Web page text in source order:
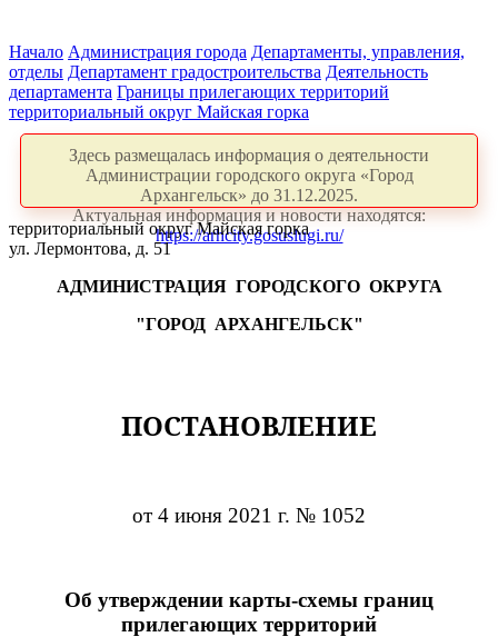
Начало Администрация города Департаменты, управления,
отделы Департамент градостроительства Деятельность
департамента Границы прилегающих территорий
территориальный округ Майская горка
Здесь размещалась информация о деятельности
Администрации городского округа «Город
Архангельск» до 31.12.2025.
Актуальная информация и новости находятся:
https://arhcity.gosuslugi.ru/
территориальный округ Майская горка
ул. Лермонтова, д. 51
АДМИНИСТРАЦИЯ ГОРОДСКОГО ОКРУГА
"ГОРОД АРХАНГЕЛЬСК"
ПОСТАНОВЛЕНИЕ
от 4 июня 2021 г. № 1052
Об утверждении карты-схемы границ
прилегающих территорий